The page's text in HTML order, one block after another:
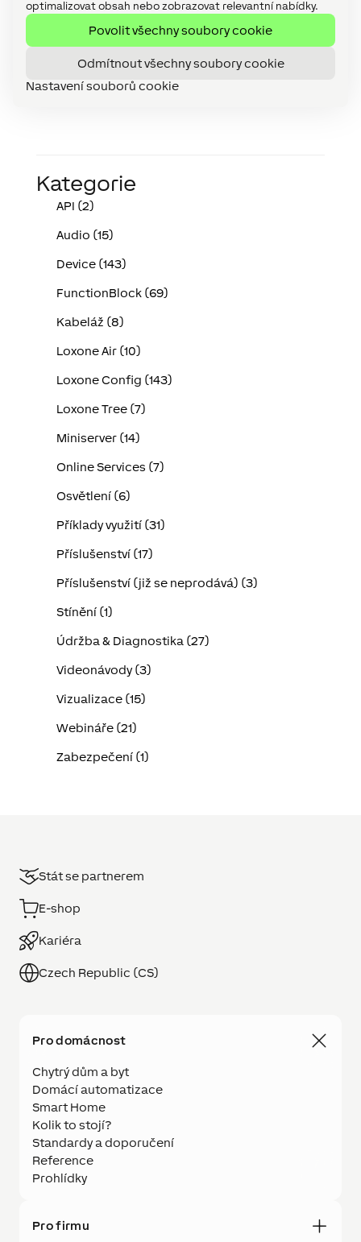
optimalizovat obsah nebo zobrazovat relevantní nabídky.
Povolit všechny soubory cookie
Odmítnout všechny soubory cookie
Nastavení souborů cookie
zpráv
počet
uložených
posledních
zpráv.
Kategorie
API (2)
Audio (15)
Device (143)
FunctionBlock (69)
Kabeláž (8)
Loxone Air (10)
Loxone Config (143)
Loxone Tree (7)
Miniserver (14)
Online Services (7)
Osvětlení (6)
Příklady využití (31)
Příslušenství (17)
Příslušenství (již se neprodává) (3)
Stínění (1)
Údržba & Diagnostika (27)
Videonávody (3)
Vizualizace (15)
Webináře (21)
Zabezpečení (1)
Stát se partnerem
E-shop
Kariéra
Czech Republic (CS)
Pro domácnost
Chytrý dům a byt
Domácí automatizace
Smart Home
Kolik to stojí?
Standardy a doporučení
Reference
Prohlídky
Pro firmu